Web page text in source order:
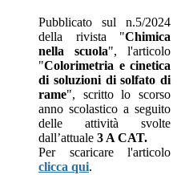
Pubblicato sul n.5/2024
della rivista "Chimica
nella scuola", l'articolo
"Colorimetria e cinetica
di soluzioni di solfato di
rame", scritto lo scorso
anno scolastico a seguito
delle attività svolte
dall’attuale 3 A CAT.
Per scaricare l'articolo
clicca qui.